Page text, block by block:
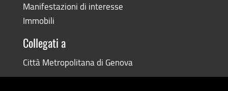
Manifestazioni di interesse
Immobili
Collegati a
Città Metropolitana di Genova